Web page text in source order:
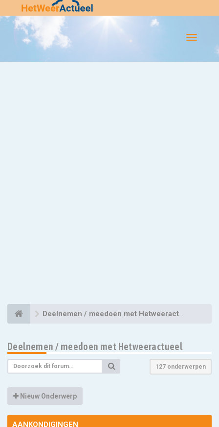
Flip-
Deelnemen / meedoen met Hetweeractueel
Deelnemen / meedoen met Hetweeractueel
127 onderwerpen
Nieuw Onderwerp
AANKONDIGINGEN